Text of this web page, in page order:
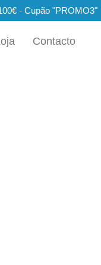
- Cupão "PROMO3"
Contacto